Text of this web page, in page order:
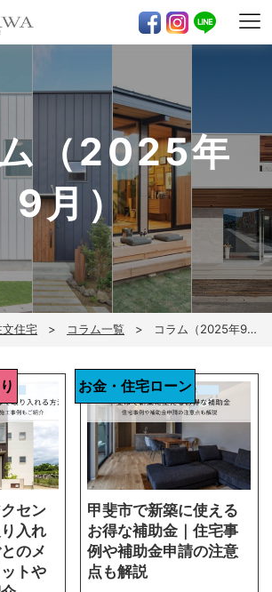
（2025年
9月）
文住宅 コラム一覧 コラム（2025年9月）
セン
入れ
のメ
トや
甲斐市で新築に使える
お得な補助金｜住宅事
例や補助金申請の注意
点も解説
お金・住宅ローン